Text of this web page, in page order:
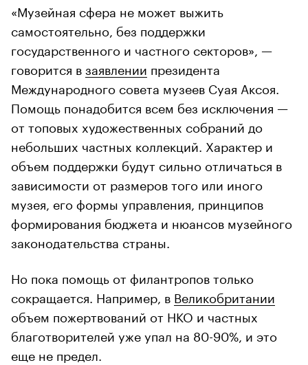
«Музейная сфера не может выжить
самостоятельно, без поддержки
государственного и частного секторов», —
говорится взаявлении президента
Международного совета музеев Суая Аксоя.
Помощь понадобится всем без исключения —
от топовых художественных собраний до
небольших частных коллекций. Характер и
объем поддержки будут сильно отличаться в
зависимости от размеров того или иного
музея, его формы управления, принципов
формирования бюджета и нюансов музейного
законодательства страны.
Но пока помощь от филантропов только
сокращается. Например, в Великобритании
объем пожертвований от НКО и частных
благотворителей уже упал на 80-90%, и это
еще не предел.